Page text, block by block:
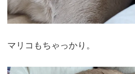
マリコもちゃっかり。